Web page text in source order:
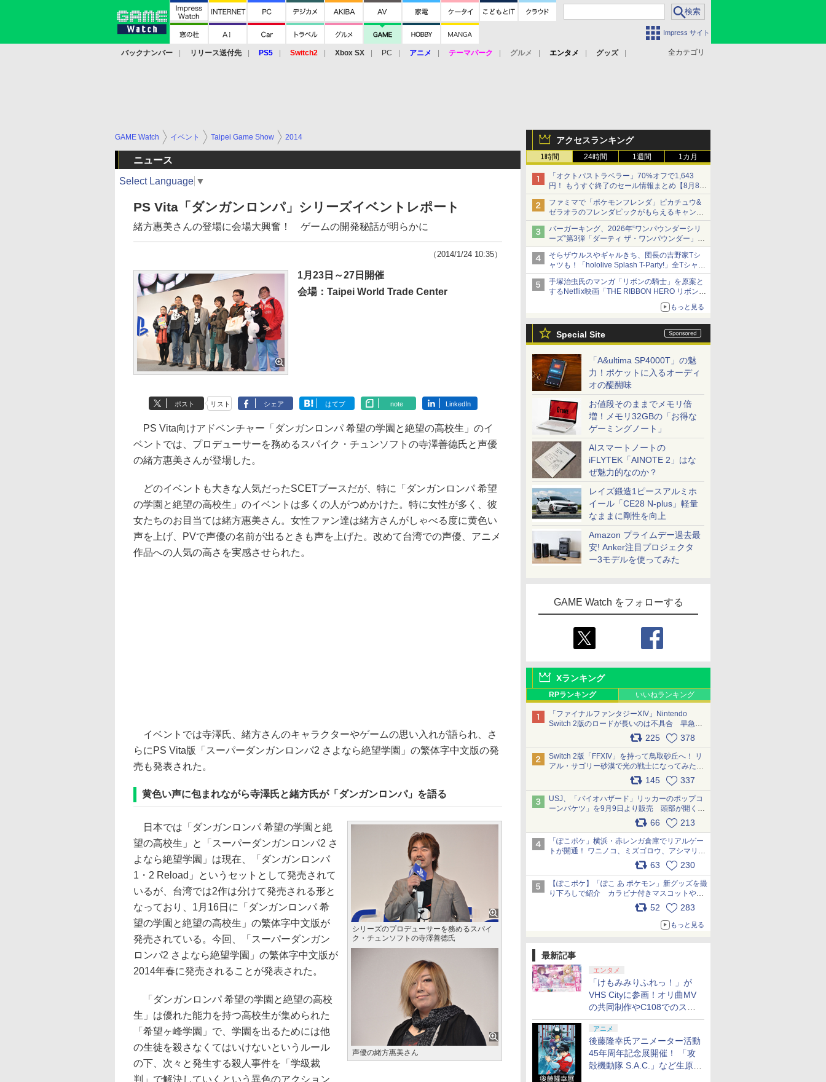
Impress サイト
全カテゴリ
バックナンバー リリース送付先 PS5 Switch2 Xbox SX PC アニメ テーマパーク グルメ エンタメ
グッズ
アクセスランキング
1時間 24時間 1週間 1カ月
「オクトパストラベラー」70%オフで1,643
円！ もうすぐ終了のセール情報まとめ【8月8日
更新】
ニンテンドーeショップでは「大神 絶景版」が
67%オフで990円
ファミマで「ポケモンフレンダ」ピカチュウ&
ゼラオラのフレンダピックがもらえるキャンペ
ーン開催！
バーガーキング、2026年“ワンパウンダーシリ
ーズ”第3弾「ダーティ ザ・ワンパウンダー」を
8月7日発売
「特製ガーリックマヨソース」を使用した超大
型チーズバーガー
そらザウルスやギャルきち、団長の吉野家Tシ
ャツも！「hololive Splash T-Party!」全Tシャツ
ラインナップ公開＆オンライン販売開始
手塚治虫氏のマンガ「リボンの騎士」を原案と
するNetflix映画「THE RIBBON HERO リボンヒ
もっと見る
Special Site
「A&ultima SP4000T」の魅
力！ポケットに入るオーディ
オの醍醐味
お値段そのままでメモリ倍
増！メモリ32GBの「お得な
ゲーミングノート」
AIスマートノートの
iFLYTEK「AINOTE 2」はな
ぜ魅力的なのか？
レイズ鍛造1ピースアルミホ
イール「CE28 N-plus」軽量
なままに剛性を向上
Amazon プライムデー過去最
安! Anker注目プロジェクタ
ー3モデルを使ってみた
GAME Watch をフォローする
Xランキング
RPランキング いいねランキング
「ファイナルファンタジーXIV」Nintendo
Switch 2版のロードが長いのは不具合 早急に
アップデートできるよう対応中225 378
Switch 2版「FFXIV」を持って鳥取砂丘へ！ リ
アル・サゴリー砂漠で光の戦士になってみた
145 337
USJ、「バイオハザード」リッカーのポップコ
ーンバケツ」を9月9日より販売 頭部が開く仕
組み。味は恐怖を堪のう「味噌フレーバー」
66 213
「ぽこポケ」横浜・赤レンガ倉庫でリアルゲー
トが開通！ ワニノコ、ミズゴロウ、アシマリ登
場シーンをレポート pic.x.com/LDgEByVl6D
63 230
【ぽこポケ】「ぽこ あ ポケモン」新グッズを撮
り下ろしで紹介 カラビナ付きマスコットやス
52 283
もっと見る
最新記事
エンタメ
「けもみみりふれっ！」が
VHS Cityに参画！オリ曲MV
の共同制作やC108でのスペ
シャルコラボ広告を掲出
アニメ
後藤隆幸氏アニメーター活動
45年周年記念展開催！ 「攻
殻機動隊 S.A.C.」など生原
GAME Watch イベント Taipei Game Show 2014
ニュース
Select Language ▼
PS Vita「ダンガンロンパ」シリーズイベントレポート
緒方惠美さんの登場に会場大興奮！ ゲームの開発秘話が明らかに
（2014/1/24 10:35）
1月23日～27日開催
会場：Taipei World Trade Center
ポスト リスト シェア はてブ note LinkedIn
PS Vita向けアドベンチャー「ダンガンロンパ 希望の学園と絶望の高校生」のイ
ベントでは、プロデューサーを務めるスパイク・チュンソフトの寺澤善德氏と声優
の緒方惠美さんが登場した。
どのイベントも大きな人気だったSCETブースだが、特に「ダンガンロンパ 希望
の学園と絶望の高校生」のイベントは多くの人がつめかけた。特に女性が多く、彼
女たちのお目当ては緒方惠美さん。女性ファン達は緒方さんがしゃべる度に黄色い
声を上げ、PVで声優の名前が出るときも声を上げた。改めて台湾での声優、アニメ
作品への人気の高さを実感させられた。
イベントでは寺澤氏、緒方さんのキャラクターやゲームの思い入れが語られ、さ
らにPS Vita版「スーパーダンガンロンパ2 さよなら絶望学園」の繁体字中文版の発
売も発表された。
黄色い声に包まれながら寺澤氏と緒方氏が「ダンガンロンパ」を語る
シリーズのプロデューサーを務めるスパイ
ク・チュンソフトの寺澤善德氏
声優の緒方惠美さん
日本では「ダンガンロンパ 希望の学園と絶
望の高校生」と「スーパーダンガンロンパ2 さ
よなら絶望学園」は現在、「ダンガンロンパ
1・2 Reload」というセットとして発売されて
いるが、台湾では2作は分けて発売される形と
なっており、1月16日に「ダンガンロンパ 希
望の学園と絶望の高校生」の繁体字中文版が
発売されている。今回、「スーパーダンガン
ロンパ2 さよなら絶望学園」の繁体字中文版が
2014年春に発売されることが発表された。
「ダンガンロンパ 希望の学園と絶望の高校
生」は優れた能力を持つ高校生が集められた
「希望ヶ峰学園」で、学園を出るためには他
の生徒を殺さなくてはいけないというルール
の下、次々と発生する殺人事件を「学級裁
判」で解決していくという異色のアクション